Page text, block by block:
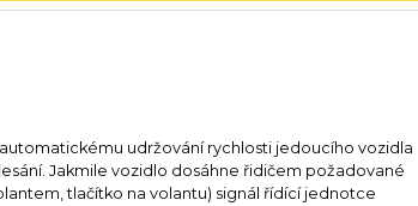
udržování rychlosti jedoucího vozidla
Jakmile vozidlo dosáhne řidičem požadované
tlačítko na volantu) signál řídící jednotce